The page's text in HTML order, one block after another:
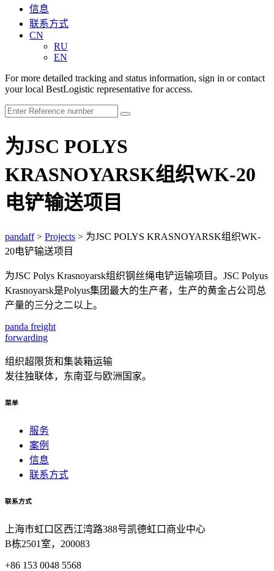
信息
联系方式
CN
RU
EN
For more detailed tracking and status information, sign in or contact
your local BestLogistic representative for access.
为JSC POLYS
KRASNOYARSK组织WK-20
电铲输送项目
pandaff> Projects > 为JSC POLYS KRASNOYARSK组织WK-
20电铲输送项目
为JSC Polys Krasnoyarsk组织钢丝绳电铲运输项目。JSC Polyus
Krasnoyarsk是Polyus集团最大的生产者，生产的黄金占公司总
产量的三分之二以上。
panda freight
forwarding
组织超限货和集装箱运输
发往独联体，东南亚与欧洲国家。
菜单
服务
案例
信息
联系方式
联系方式
上海市虹口区西江湾路388号凯德虹口商业中心
B栋2501室，200083
+86 153 0048 5568